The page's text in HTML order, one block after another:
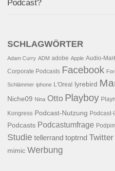
Podcast?
SCHLAGWÖRTER
Adam Curry ADM adobe Apple Audio-
Corporate Podcasts Facebook
Schlämmer iphone L'Oreal lyrebird
Niche09 Nina Otto Playboy
Kongress Podcast-Nutzung Podcast-
Podcasts Podcastumfrage
Studie tellerrand toptrnd Twitter
mimic Werbung